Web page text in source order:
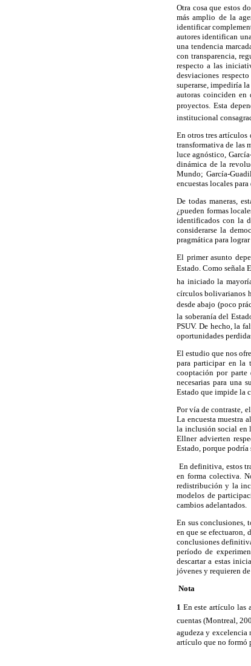
Otra cosa que estos
más amplio de la
identificar
autores identifican
una tendencia
con transparencia,
respecto a las
desviaciones
superarse, impediría
autoras coinciden en
proyectos. Esta
institucional
En otros tres artículos
transformativa de las
luce agnóstico,
dinámica de la
Mundo; García-
encuestas locales
De todas maneras,
¿pueden formas
identificados con la
considerarse la
pragmática para
El primer asunto
Estado. Como señala
ha iniciado la
círculos bolivarianos
desde abajo (poco
la soberanía del
PSUV. De hecho, la
oportunidades
El estudio que nos
para participar en la
cooptación por parte
necesarias para una
Estado que impide la
Por vía de contraste,
La encuesta muestra
la inclusión social en
Ellner advierten
Estado, porque
En definitiva, estos
en forma colectiva.
redistribución y la
modelos de
cambios adelantados.
En sus conclusiones,
en que se
conclusiones
período de
descartar a estas
jóvenes y requieren
Nota
1 En este artículo las
cuentas (Montreal,
agudeza y excelencia
artículo que no formó